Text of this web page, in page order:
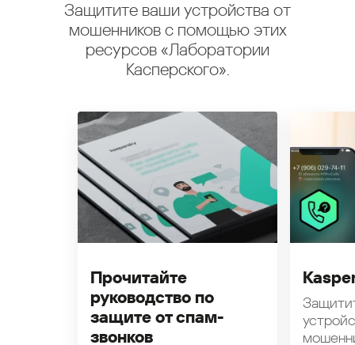
Защитите ваши устройства от
мошенников с помощью этих
ресурсов «Лаборатории
Касперского».
Прочитайте
руководство по
защите от спам-
звонков